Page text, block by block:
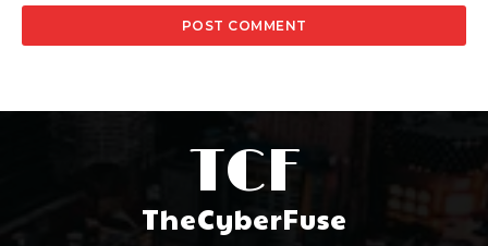
TCF
TheCyberFuse